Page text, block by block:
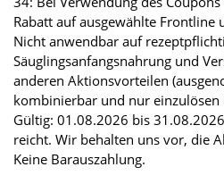
Rabatt auf ausgewählte Frontline
Nicht anwendbar auf
Säuglingsanfangsnahrung und
anderen Aktionsvorteilen
kombinierbar und nur
Gültig: 01.08.2026 bis
reicht. Wir behalten uns vor, die
Keine Barauszahlung.